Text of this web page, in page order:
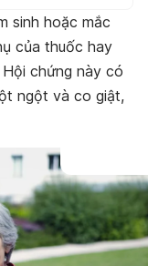
sinh hoặc mắc
của thuốc hay
chứng này có
ngột và co giật,